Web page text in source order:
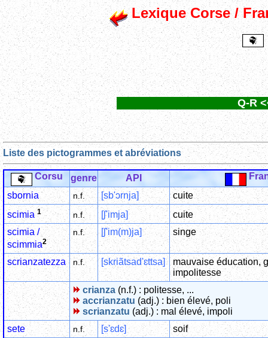
Lexique Corse /
Q-R
Liste des pictogrammes et abréviations
Corsu genre API
sbornia
n.f. [sb'ɔrnja]
cuite
scimia 1 n.f. [ʃ'imja]
cuite
scimia /
scimmia2
n.f. [ʃ'im(m)ja] singe
scrianzatezza n.f. [skriãtsad'ɛttsa]
mauvaise éducation,
impolitesse
crianza (n.f.) : politesse, ...
accrianzatu (adj.) : bien élevé, poli
scrianzatu (adj.) : mal élevé, impoli
sete
n.f. [s'ɛdɛ]
soif